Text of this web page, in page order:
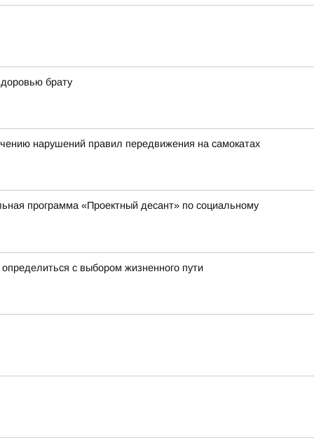
брату
нарушений правил передвижения на самокатах
программа «Проектный десант» по социальному
с выбором жизненного пути